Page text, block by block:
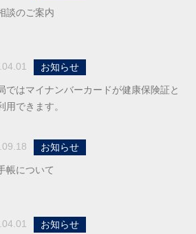
談のご案内
お知らせ
ではマイナンバーカードが健康保険証と
用できます。
お知らせ
帳について
お知らせ